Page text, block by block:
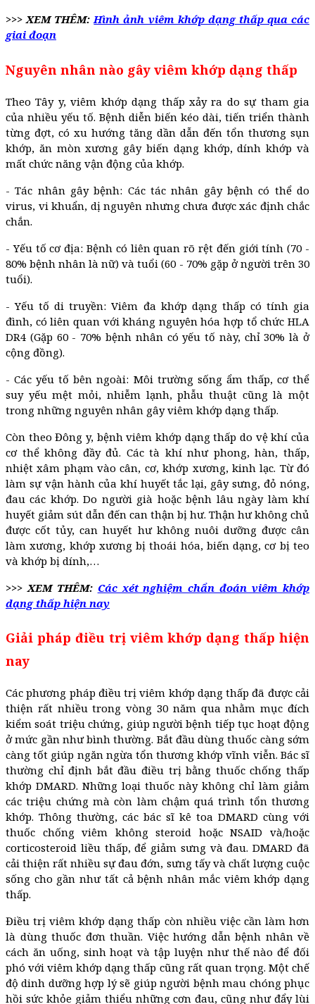
>>> XEM THÊM: Hình ảnh viêm khớp dạng thấp qua các
giai đoạn
Nguyên nhân nào gây viêm khớp dạng thấp
Theo Tây y, viêm khớp dạng thấp xảy ra do sự tham gia
của nhiều yếu tố. Bệnh diễn biến kéo dài, tiến triển thành
từng đợt, có xu hướng tăng dần dẫn đến tổn thương sụn
khớp, ăn mòn xương gây biến dạng khớp, dính khớp và
mất chức năng vận động của khớp.
- Tác nhân gây bệnh: Các tác nhân gây bệnh có thể do
virus, vi khuẩn, dị nguyên nhưng chưa được xác định chắc
chắn.
- Yếu tố cơ địa: Bệnh có liên quan rõ rệt đến giới tính (70 -
80% bệnh nhân là nữ) và tuổi (60 - 70% gặp ở người trên 30
tuổi).
- Yếu tố di truyền: Viêm đa khớp dạng thấp có tính gia
đình, có liên quan với kháng nguyên hóa hợp tổ chức HLA
DR4 (Gặp 60 - 70% bệnh nhân có yếu tố này, chỉ 30% là ở
cộng đồng).
- Các yếu tố bên ngoài: Môi trường sống ẩm thấp, cơ thể
suy yếu mệt mỏi, nhiễm lạnh, phẫu thuật cũng là một
trong những nguyên nhân gây viêm khớp dạng thấp.
Còn theo Đông y, bệnh viêm khớp dạng thấp do vệ khí của
cơ thể không đầy đủ. Các tà khí như phong, hàn, thấp,
nhiệt xâm phạm vào cân, cơ, khớp xương, kinh lạc. Từ đó
làm sự vận hành của khí huyết tắc lại, gây sưng, đỏ nóng,
đau các khớp. Do người già hoặc bệnh lâu ngày làm khí
huyết giảm sút dẫn đến can thận bị hư. Thận hư không chủ
được cốt tủy, can huyết hư không nuôi dưỡng được cân
làm xương, khớp xương bị thoái hóa, biến dạng, cơ bị teo
và khớp bị dính,…
>>> XEM THÊM: Các xét nghiệm chẩn đoán viêm khớp
dạng thấp hiện nay
Giải pháp điều trị viêm khớp dạng thấp hiện
nay
Các phương pháp điều trị viêm khớp dạng thấp đã được cải
thiện rất nhiều trong vòng 30 năm qua nhằm mục đích
kiểm soát triệu chứng, giúp người bệnh tiếp tục hoạt động
ở mức gần như bình thường. Bắt đầu dùng thuốc càng sớm
càng tốt giúp ngăn ngừa tổn thương khớp vĩnh viễn. Bác sĩ
thường chỉ định bắt đầu điều trị bằng thuốc chống thấp
khớp DMARD. Những loại thuốc này không chỉ làm giảm
các triệu chứng mà còn làm chậm quá trình tổn thương
khớp. Thông thường, các bác sĩ kê toa DMARD cùng với
thuốc chống viêm không steroid hoặc NSAID và/hoặc
corticosteroid liều thấp, để giảm sưng và đau. DMARD đã
cải thiện rất nhiều sự đau đớn, sưng tấy và chất lượng cuộc
sống cho gần như tất cả bệnh nhân mắc viêm khớp dạng
thấp.
Điều trị viêm khớp dạng thấp còn nhiều việc cần làm hơn
là dùng thuốc đơn thuần. Việc hướng dẫn bệnh nhân về
cách ăn uống, sinh hoạt và tập luyện như thế nào để đối
phó với viêm khớp dạng thấp cũng rất quan trọng. Một chế
độ dinh dưỡng hợp lý sẽ giúp người bệnh mau chóng phục
hồi sức khỏe giảm thiểu những cơn đau, cũng như đẩy lùi